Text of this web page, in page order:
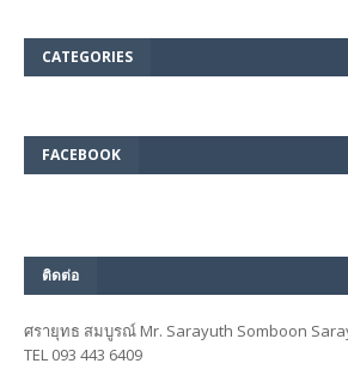
CATEGORIES
FACEBOOK
ติดต่อ
ศรายุทธ สมบูรณ์ Mr. Sarayuth Somboon
TEL 093 443 6409